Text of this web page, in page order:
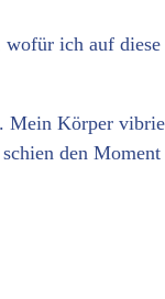
ich auf
Mein Körper
den